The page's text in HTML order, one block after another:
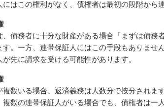
にはこの権利がなく、債権者は最初の段階から
、債務者に十分な財産がある場合「まずは債務
す。一方、連帯保証人にはこの手段もありませ
が先に請求を受ける可能性があります。
複数いる場合、返済義務は人数分で按分されま
複数の連帯保証人がいる場合でも、債権者は一